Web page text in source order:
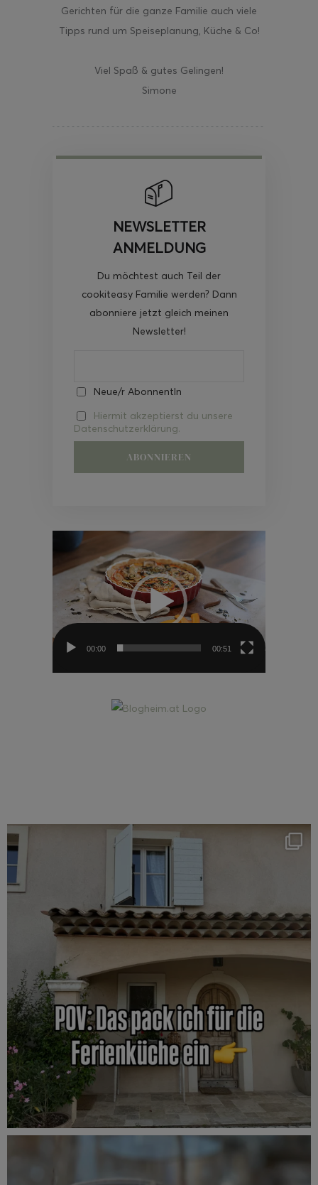
Gerichten für die ganze Familie auch viele
Tipps rund um Speiseplanung, Küche & Co!
Viel Spaß & gutes Gelingen!
Simone
NEWSLETTER
ANMELDUNG
Du möchtest auch Teil der
cookiteasy Familie werden? Dann
abonniere jetzt gleich meinen
Newsletter!
Neue/r AbonnentIn
Hiermit akzeptierst du unsere
Datenschutzerklärung.
Video-
00:00 00:51